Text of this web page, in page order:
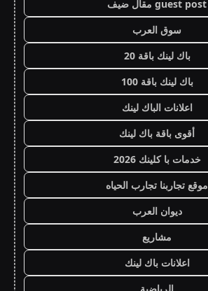
guest post مقال ضيف
سوق العرب
باك لينك باقة 20
باك لينك باقة 100
اعلانات الباك لينك
أقوى باقة باك لينك
خدمات با كلينك 2026
موقع تجاربنا تجارب الحياه
ديوان العرب
مشاريع
اعلانات باك لينك